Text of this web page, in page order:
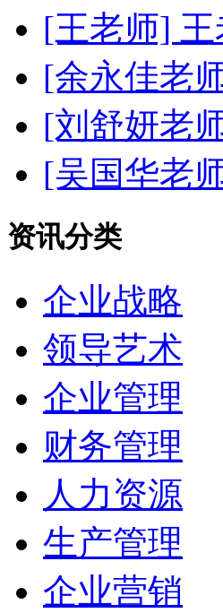
[王老师]
[余永佳老
[刘舒妍老
[吴国华老
资讯分类
企业战略
领导艺术
企业管理
财务管理
人力资源
生产管理
企业营销